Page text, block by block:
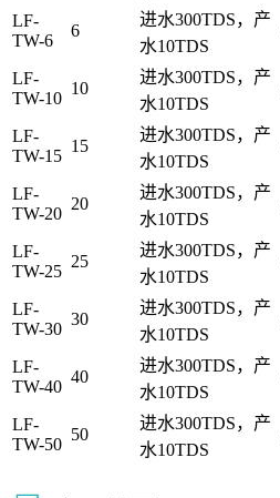
LF-
TW-6
6
进水300TDS，产
水10TDS
LF-
TW-10
10
进水300TDS，产
水10TDS
LF-
TW-15
15
进水300TDS，产
水10TDS
LF-
TW-20
20
进水300TDS，产
水10TDS
LF-
TW-25
25
进水300TDS，产
水10TDS
LF-
TW-30
30
进水300TDS，产
水10TDS
LF-
TW-40
40
进水300TDS，产
水10TDS
LF-
TW-50
50
进水300TDS，产
水10TDS